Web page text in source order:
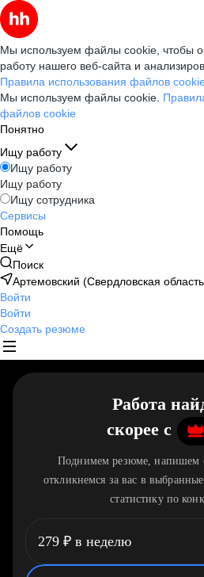
Мы используем файлы cookie, чтобы
работу нашего веб-сайта и
Правила использования файлов cookie
Мы используем файлы cookie.
файлов cookie
Понятно
Ищу работу
Ищу работу
Ищу работу
Ищу сотрудника
Сервисы
Помощь
Ещё
Поиск
Артемовский (Свердловская
Войти
Войти
Создать резюме
Работа
скорее c
Поднимем резюме, напишем
откликнемся за вас в
статистику по
279 ₽ в неделю